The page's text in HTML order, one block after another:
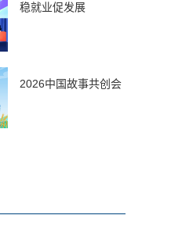
稳就业促发展
2026中国故事共创会